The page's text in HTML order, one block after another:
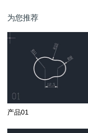
为您推荐
产品01